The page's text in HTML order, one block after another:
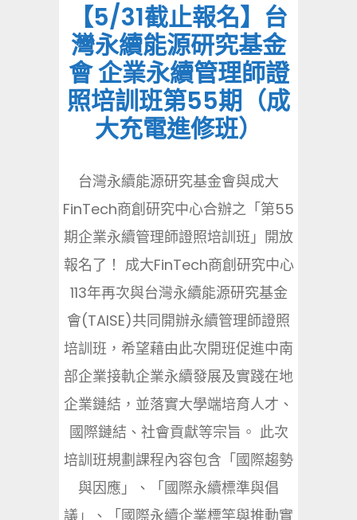
【5/31截止報名】台
灣永續能源研究基金
會 企業永續管理師證
照培訓班第55期（成
大充電進修班）
台灣永續能源研究基金會與成大
FinTech商創研究中心合辦之「第55
期企業永續管理師證照培訓班」開放
報名了！ 成大FinTech商創研究中心
113年再次與台灣永續能源研究基金
會(TAISE)共同開辦永續管理師證照
培訓班，希望藉由此次開班促進中南
部企業接軌企業永續發展及實踐在地
企業鏈結，並落實大學端培育人才、
國際鏈結、社會貢獻等宗旨。 此次
培訓班規劃課程內容包含「國際趨勢
與因應」、「國際永續標準與倡
議」、「國際永續企業標竿與推動實